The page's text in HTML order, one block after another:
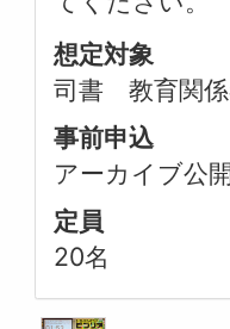
想定対象
司書 教育関
事前申込
アーカイブ公
定員
20名